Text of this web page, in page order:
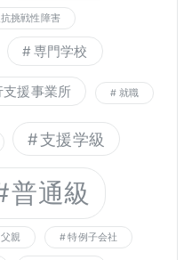
抗挑戦性障害
専門学校
援事業所 就職
支援学級
普通級
父親 特例子会社